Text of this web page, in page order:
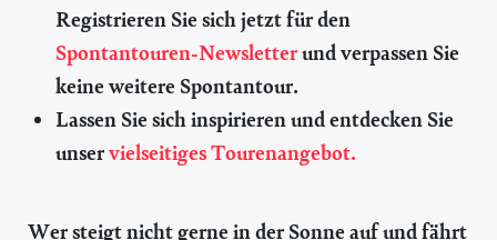
Registrieren Sie sich jetzt für den
Spontantouren-Newsletterund verpassen Sie
keine weitere Spontantour.
Lassen Sie sich inspirieren und entdecken Sie
unservielseitiges Tourenangebot.
Wer steigt nicht gerne in der Sonne auf und fährt